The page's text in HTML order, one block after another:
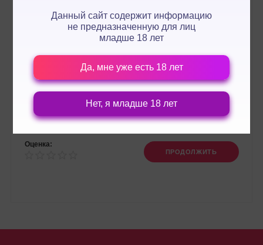
Данный сайт содержит информацию
не предназначенную для лиц
младше 18 лет
Да, мне уже есть 18 лет
Нет, я младше 18 лет
Оценка:
ПРОДОЛЖИТЬ